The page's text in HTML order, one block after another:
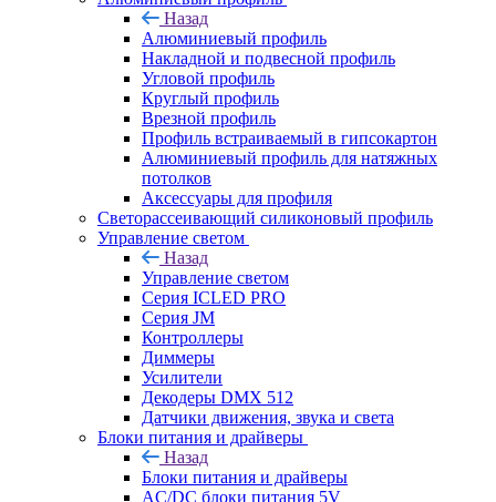
Назад
Алюминиевый профиль
Накладной и подвесной профиль
Угловой профиль
Круглый профиль
Врезной профиль
Профиль встраиваемый в гипсокартон
Алюминиевый профиль для натяжных
потолков
Аксессуары для профиля
Светорассеивающий силиконовый профиль
Управление светом
Назад
Управление светом
Серия ICLED PRO
Серия JM
Контроллеры
Диммеры
Усилители
Декодеры DMX 512
Датчики движения, звука и света
Блоки питания и драйверы
Назад
Блоки питания и драйверы
AC/DC блоки питания 5V